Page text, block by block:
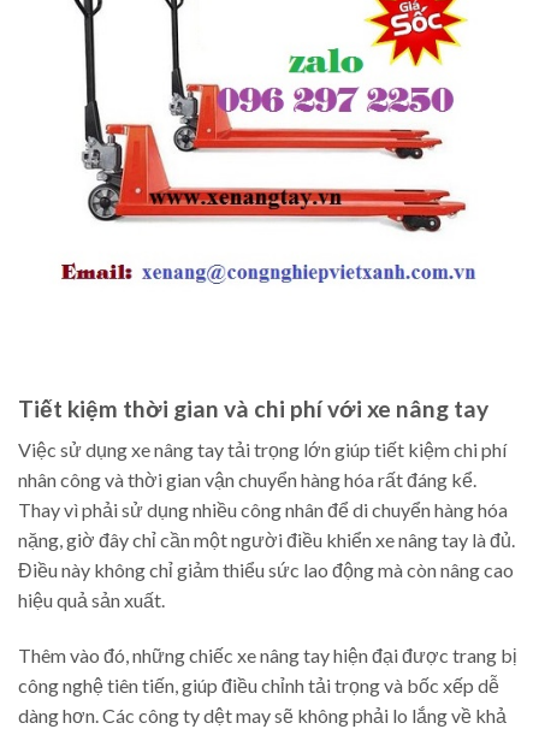
Tiết kiệm thời gian và chi phí với xe nâng tay
Việc sử dụng xe nâng tay tải trọng lớn giúp tiết kiệm chi phí
nhân công và thời gian vận chuyển hàng hóa rất đáng kể.
Thay vì phải sử dụng nhiều công nhân để di chuyển hàng hóa
nặng, giờ đây chỉ cần một người điều khiển xe nâng tay là đủ.
Điều này không chỉ giảm thiểu sức lao động mà còn nâng cao
hiệu quả sản xuất.
Thêm vào đó, những chiếc xe nâng tay hiện đại được trang bị
công nghệ tiên tiến, giúp điều chỉnh tải trọng và bốc xếp dễ
dàng hơn. Các công ty dệt may sẽ không phải lo lắng về khả